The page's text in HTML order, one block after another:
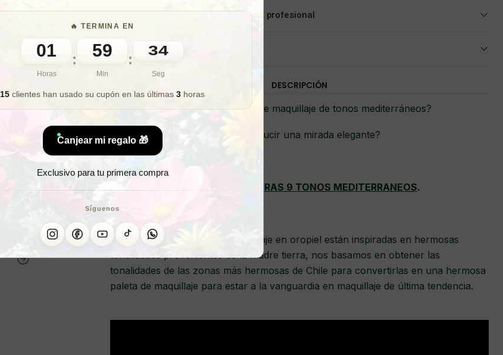
🔥 TERMINA EN
01
Horas
: 59
Min
: 32
Seg
15 clientes han usado su cupón en las últimas 3 horas
Canjear mi regalo 🎁
Exclusivo para tu primera compra
Síguenos
🧑‍💼 Atención al cliente y/o Asesoría profesional
🎁 Lo quiero para regalo
DESCRIPCIÓN
¿Buscas una paleta de maquillaje de tonos mediterráneos?
¿Quieres lucir una mirada elegante?
PALETA DE SOMBRAS 9 TONOS MEDITERRANEOS.
Las paletas de sombra de maquillaje en oropiel están inspiradas en hermosas
tonalidades provenientes de la madre tierra, nos basamos en obtener las
tonalidades de las zonas más hermosas de Chile para convertirlas en una hermosa
paleta de maquillaje para estar a la vanguardia en maquillaje de última tendencia.